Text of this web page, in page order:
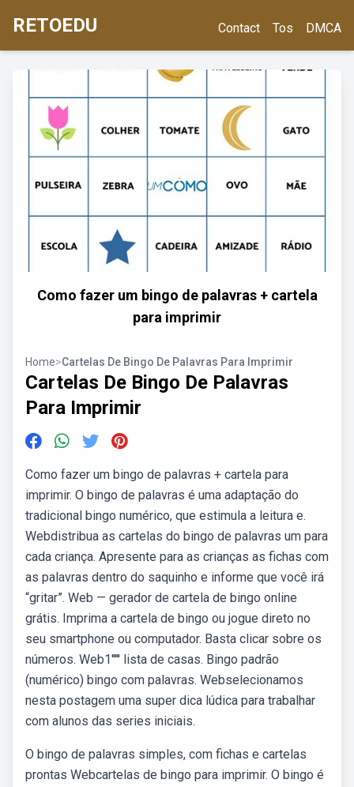
RETOEDU Contact Tos DMCA
Como fazer um bingo de palavras + cartela
para imprimir
Home>Cartelas De Bingo De Palavras Para Imprimir
Cartelas De Bingo De Palavras
Para Imprimir
Como fazer um bingo de palavras + cartela para
imprimir. O bingo de palavras é uma adaptação do
tradicional bingo numérico, que estimula a leitura e.
Webdistribua as cartelas do bingo de palavras um para
cada criança. Apresente para as crianças as fichas com
as palavras dentro do saquinho e informe que você irá
“gritar”. Web — gerador de cartela de bingo online
grátis. Imprima a cartela de bingo ou jogue direto no
seu smartphone ou computador. Basta clicar sobre os
números. Web1''''' lista de casas. Bingo padrão
(numérico) bingo com palavras. Webselecionamos
nesta postagem uma super dica lúdica para trabalhar
com alunos das series iniciais.
O bingo de palavras simples, com fichas e cartelas
prontas Webcartelas de bingo para imprimir. O bingo é